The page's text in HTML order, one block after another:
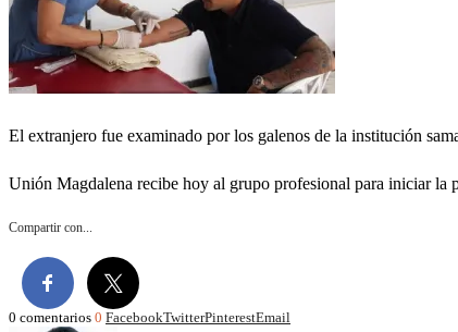
El extranjero fue examinado por los galenos de la institución
Unión Magdalena recibe hoy al grupo profesional para iniciar la
Compartir con...
0 comentarios 0 FacebookTwitterPinterestEmail